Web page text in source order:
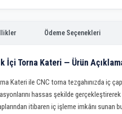
Ödeme Seçenekleri
İçi Torna Kateri — Ürün
Kateri ile CNC torna tezgahınızda iç
hassas şekilde gerçekleştirerek
itibaren iç işleme imkânı sunan